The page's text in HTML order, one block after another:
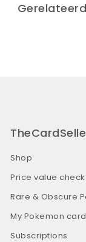
Shop
Price value
Rare & Obscure
My Pokemon
Subscriptions